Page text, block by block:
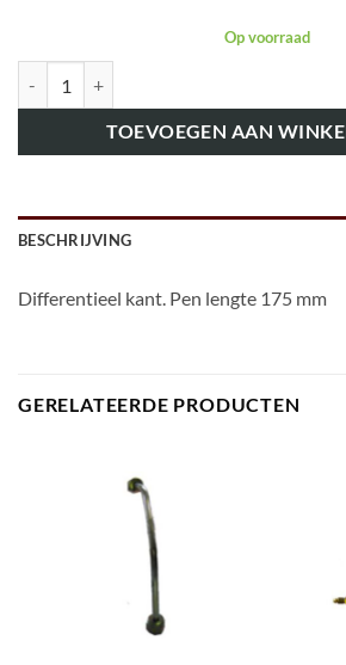
Op voorraad
TOEVOEGEN AAN
BESCHRIJVING
Differentieel kant. Pen lengte 175 mm
GERELATEERDE PRODUCTEN